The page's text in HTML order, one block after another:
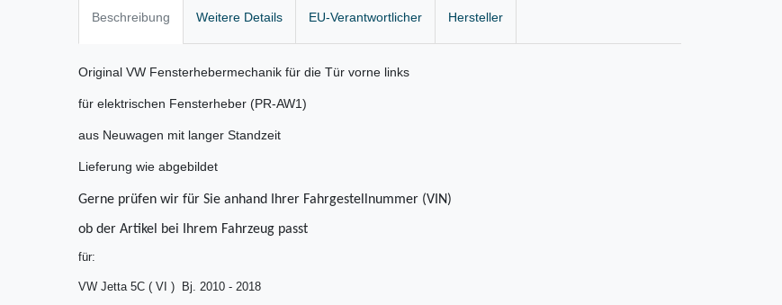
Beschreibung Weitere Details EU-Verantwortlicher Hersteller
Original VW Fensterhebermechanik für die Tür vorne links
für elektrischen Fensterheber (PR-AW1)
aus Neuwagen mit langer Standzeit
Lieferung wie abgebildet
Gerne prüfen wir für Sie anhand Ihrer Fahrgestellnummer (VIN)
ob der Artikel bei Ihrem Fahrzeug passt
für:
VW Jetta 5C ( VI ) Bj. 2010 - 2018